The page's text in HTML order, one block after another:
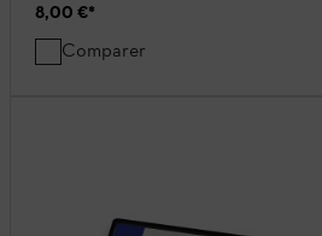
8,00 €*
Comparer